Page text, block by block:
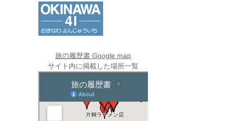
旅の履歴書 Google map
サイト内に掲載した場所一覧